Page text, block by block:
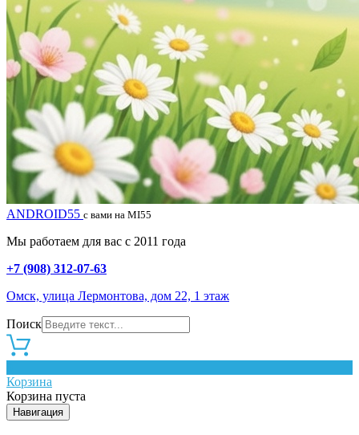
ANDROID55 с вами на MI55
Мы работаем для вас с 2011 года
+7 (908) 312-07-63
Омск, улица Лермонтова, дом 22, 1 этаж
Поиск
Корзина
Корзина пуста
Навигация